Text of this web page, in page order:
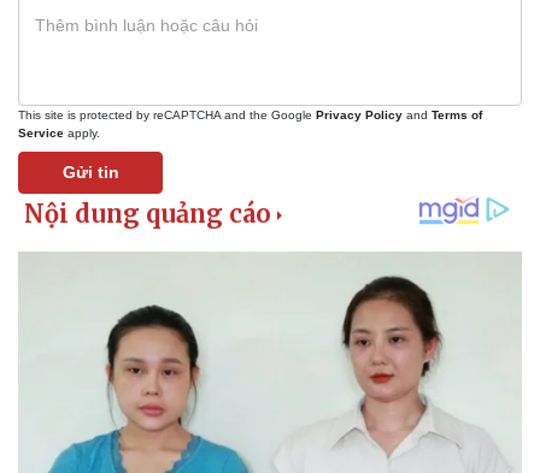
This site is protected by reCAPTCHA and the Google Privacy Policy and Terms of
Service apply.
Gửi tin